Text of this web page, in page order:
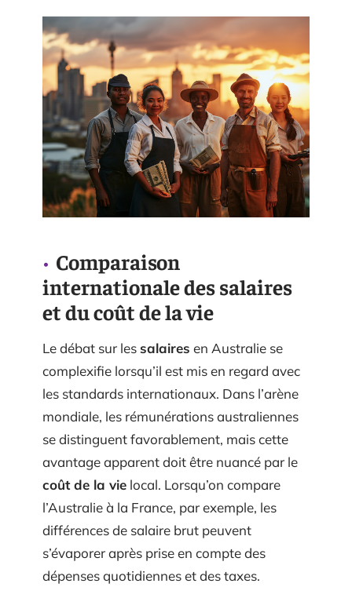
Comparaison
internationale des salaires
et du coût de la vie
Le débat sur lessalaires en Australie se
complexifie lorsqu’il est mis en regard avec
les standards internationaux. Dans l’arène
mondiale, les rémunérations australiennes
se distinguent favorablement, mais cette
avantage apparent doit être nuancé par le
coût de la vie local. Lorsqu’on compare
l’Australie à la France, par exemple, les
différences de salaire brut peuvent
s’évaporer après prise en compte des
dépenses quotidiennes et des taxes.